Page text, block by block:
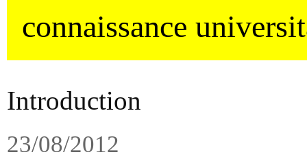
connaissance
Introduction
23/08/2012